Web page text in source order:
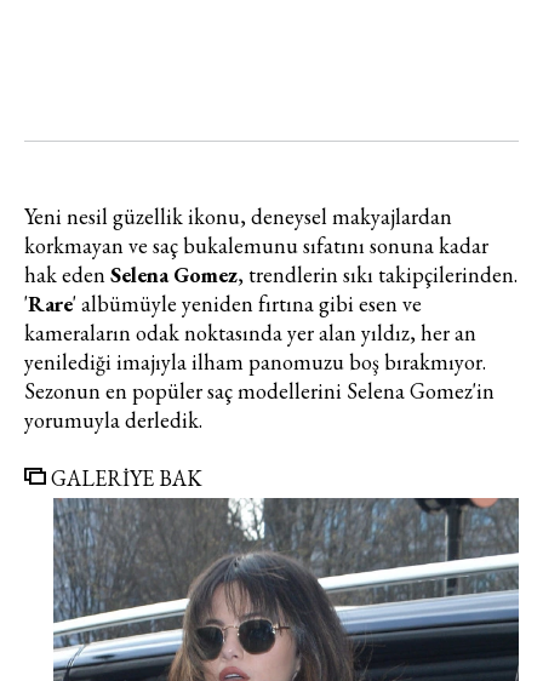
Yeni nesil güzellik ikonu, deneysel makyajlardan
korkmayan ve saç bukalemunu sıfatını sonuna kadar
hak edenSelena Gomez, trendlerin sıkı takipçilerinden.
'Rare' albümüyle yeniden fırtına gibi esen ve
kameraların odak noktasında yer alan yıldız, her an
yenilediği imajıyla ilham panomuzu boş bırakmıyor.
Sezonun en popüler saç modellerini Selena Gomez'in
yorumuyla derledik.
GALERİYE BAK